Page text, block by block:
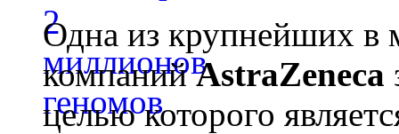
Одна из крупнейших в
компанийAstraZeneca
целью которого